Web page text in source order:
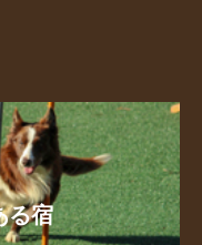
る宿